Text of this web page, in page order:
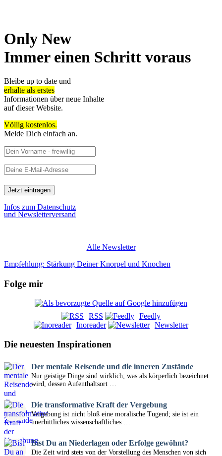
Only New
Immer einen Schritt voraus
Bleibe up to date und
erhalte als erstes
Informationen über neue Inhalte
auf dieser Website.
Völlig kostenlos.
Melde Dich einfach an.
Infos zum Datenschutz
und Newsletterversand
Alle Newsletter
Empfehlung: Stärkung Deiner Knorpel und Knochen
Folge mir
RSS
Feedly
Inoreader
Newsletter
Die neuesten Inspirationen
Der mentale Reisende und die inneren Zustände
Nur geistige Dinge sind wirklich; was als körperlich bezeichnet
wird, dessen Aufenthaltsort …
Die transformative Kraft der Vergebung
Vergebung ist nicht bloß eine moralische Tugend; sie ist ein
unerbittliches wissenschaftliches …
Bist Du an Niederlagen oder Erfolge gewöhnt?
Die Zeit wird stets von der Vorstellung des Menschen von sich